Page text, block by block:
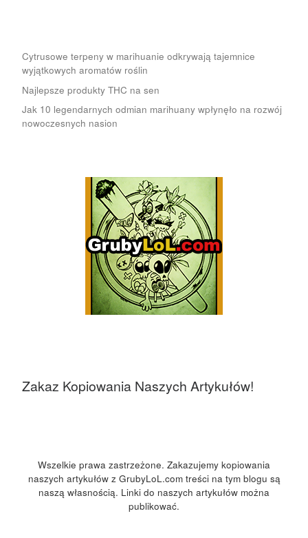
Cytrusowe terpeny w marihuanie odkrywają tajemnice
wyjątkowych aromatów roślin
Najlepsze produkty THC na sen
Jak 10 legendarnych odmian marihuany wpłynęło na rozwój
nowoczesnych nasion
Zakaz Kopiowania Naszych Artykułów!
Wszelkie prawa zastrzeżone. Zakazujemy kopiowania
naszych artykułów z GrubyLoL.com treści na tym blogu są
naszą własnością. Linki do naszych artykułów można
publikować.